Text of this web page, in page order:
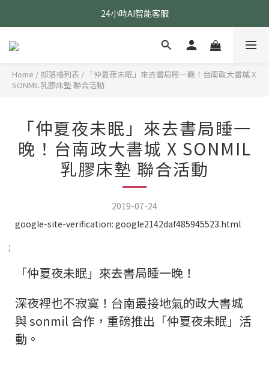
24小時AI智能客服
24小時AI智能客服
指定醫療級款式 贈乳膠枕
Home / 部落格列表 / 「仲夏夜未眠」來去書局睡一晚！台南政大書城 X
SONMIL乳膠床墊 聯合活動
「仲夏夜未眠」來去書局睡一
晚！台南政大書城 X SONMIL
乳膠床墊 聯合活動
2019-07-24
google-site-verification: google2142daf485945523.html
「仲夏夜未眠」來去書局睡一晚！
深夜裡也不寂寞！台南最接地氣的政大書城
與 sonmil 合作，重磅推出「仲夏夜未眠」活
動。